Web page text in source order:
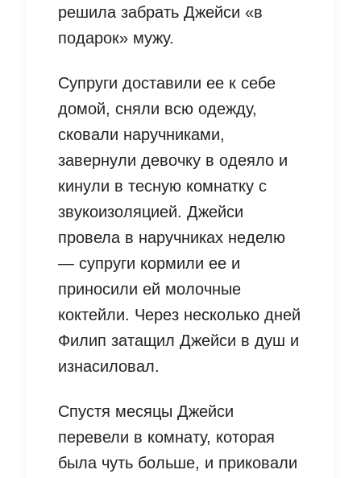
решила забрать Джейси «в
подарок» мужу.
Супруги доставили ее к себе
домой, сняли всю одежду,
сковали наручниками,
завернули девочку в одеяло и
кинули в тесную комнатку с
звукоизоляцией. Джейси
провела в наручниках неделю
— супруги кормили ее и
приносили ей молочные
коктейли. Через несколько дней
Филип затащил Джейси в душ и
изнасиловал.
Спустя месяцы Джейси
перевели в комнату, которая
была чуть больше, и приковали